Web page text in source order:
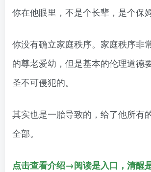
你在他眼里，不是个长辈，是个保姆
你没有确立家庭秩序。家庭秩序非
的尊老爱幼，但是基本的伦理道德
圣不可侵犯的。
其实也是一胎导致的，给了他所有
全部。
点击查看介绍→阅读是入口，清醒